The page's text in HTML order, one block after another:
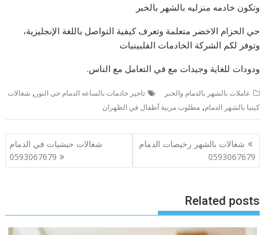
وتكون خادمه منزليه بالشهر بالخبر
حي الحزام الاخضر متعلمة وتعرف كيفية التواصل باللغة الإنجليزية،
وتوفر لكم الشركة الخادمات الفلبينيات
ودودات للغاية وجيدات مع في التعامل مع الناس.
عاملات بالشهر بالدمام والخبر تاجير خادمات بالساعه الدمام حى النور , شغالات
كينيا بالشهر الدمام,مطلوب مربية أطفال في الظهران
تصفّح
المقالات
شغالات بالشهر رخيصات الدمام
0593067679
شغالات حبشيات في الدمام
0593067679
Related posts